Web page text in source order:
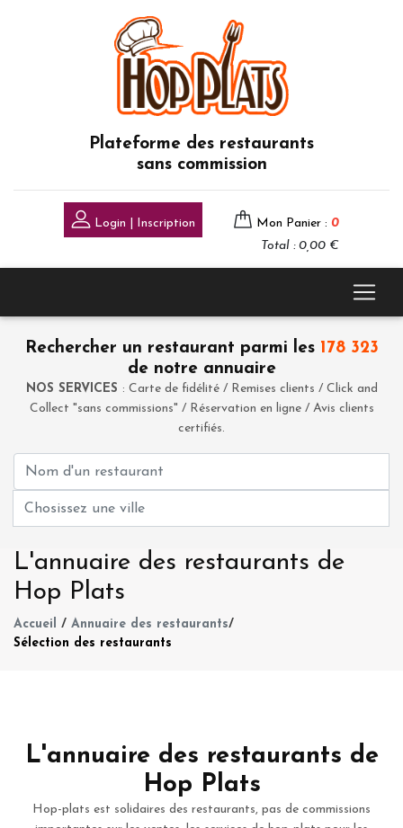
Plateforme des restaurants
sans commission
Login | Inscription Mon Panier : 0
Total : 0,00 €
Rechercher un restaurant parmi les 178 323
de notre annuaire
NOS SERVICES : Carte de fidélité / Remises clients / Click and
Collect "sans commissions" / Réservation en ligne / Avis clients
certifiés.
L'annuaire des restaurants de
Hop Plats
Accueil / Annuaire des restaurants/
Sélection des restaurants
L'annuaire des restaurants de
Hop Plats
Hop-plats est solidaires des restaurants, pas de commissions